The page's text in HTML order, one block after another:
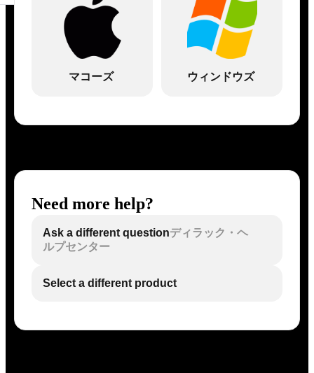
マコーズ ウィンドウズ
Need more help?
Ask a different questionディラック・ヘ
ルプセンター
Select a different product